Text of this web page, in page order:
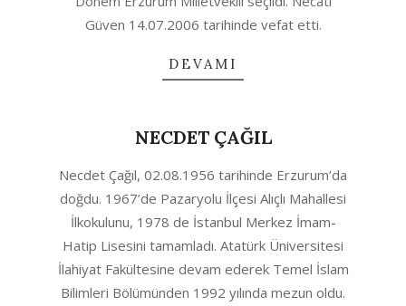
Güven 14.07.2006 tarihinde vefat etti.
DEVAMI
NECDET ÇAĞIL
08-
12
Necdet Çağıl, 02.08.1956 tarihinde Erzurum’da
doğdu. 1967’de Pazaryolu İlçesi Alıçlı Mahallesi
İlkokulunu, 1978 de İstanbul Merkez İmam-
Hatip Lisesini tamamladı. Atatürk Üniversitesi
İlahiyat Fakültesine devam ederek Temel İslam
Bilimleri Bölümünden 1992 yılında mezun oldu.